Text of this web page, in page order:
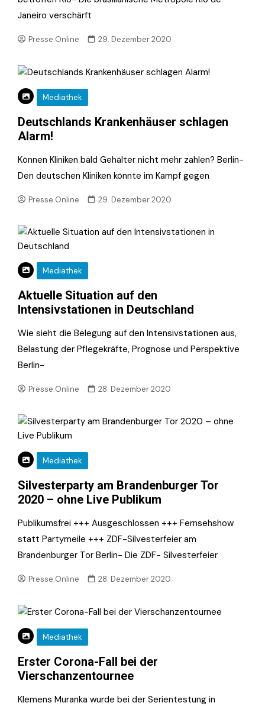
Janeiro verschärft
Presse.Online 29. Dezember 2020
Mediathek
Deutschlands Krankenhäuser schlagen
Alarm!
Können Kliniken bald Gehälter nicht mehr zahlen? Berlin-
Den deutschen Kliniken könnte im Kampf gegen
Presse.Online 29. Dezember 2020
Mediathek
Aktuelle Situation auf den
Intensivstationen in Deutschland
Wie sieht die Belegung auf den Intensivstationen aus,
Belastung der Pflegekräfte, Prognose und Perspektive
Berlin-
Presse.Online 28. Dezember 2020
Mediathek
Silvesterparty am Brandenburger Tor
2020 – ohne Live Publikum
Publikumsfrei +++ Ausgeschlossen +++ Fernsehshow
statt Partymeile +++ ZDF-Silvesterfeier am
Brandenburger Tor Berlin- Die ZDF- Silvesterfeier
Presse.Online 28. Dezember 2020
Mediathek
Erster Corona-Fall bei der
Vierschanzentournee
Klemens Muranka wurde bei der Serientestung in